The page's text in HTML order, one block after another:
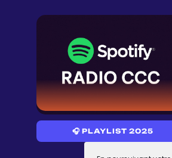
🎧 PLAYLIST 2025